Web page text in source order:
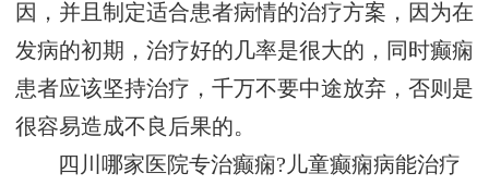
因，并且制定适合患者病情的治疗方案，因为在
发病的初期，治疗好的几率是很大的，同时癫痫
患者应该坚持治疗，千万不要中途放弃，否则是
很容易造成不良后果的。
四川哪家医院专治癫痫?儿童癫痫病能治疗